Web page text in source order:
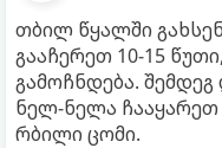
თბილ წყალში
გააჩერეთ 10-15
გამოჩნდება.
ნელ-ნელა
რბილი ცომი.